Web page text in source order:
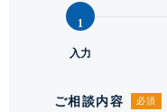
階建 / 所在階
構造 / 総戸数
1
入力
ご相談内容 必須